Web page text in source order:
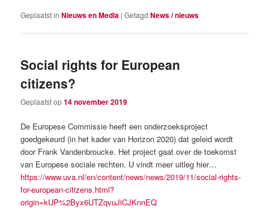
Geplaatst in Nieuws en Media |Getagd News / nieuws
Social rights for European
citizens?
Geplaatst op14 november 2019
De Europese Commissie heeft een onderzoeksproject
goedgekeurd (in het kader van Horizon 2020) dat geleid wordt
door Frank Vandenbroucke. Het project gaat over de toekomst
van Europese sociale rechten. U vindt meer uitleg hier…
https://www.uva.nl/en/content/news/news/2019/11/social-rights-
for-european-citizens.html?
origin=kUP%2Byx6UTZqvuJiCJKnnEQ